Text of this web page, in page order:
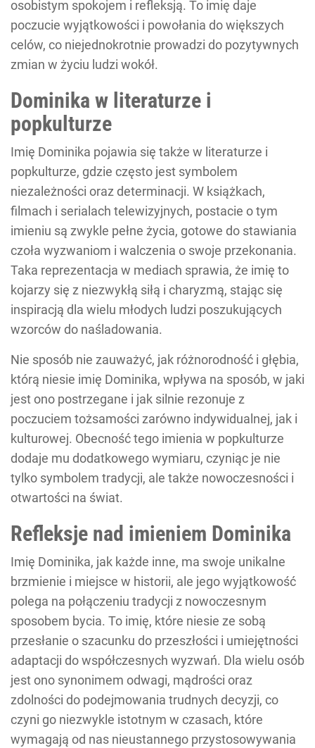
osobistym spokojem i refleksją. To imię daje
poczucie wyjątkowości i powołania do większych
celów, co niejednokrotnie prowadzi do pozytywnych
zmian w życiu ludzi wokół.
Dominika w literaturze i
popkulturze
Imię Dominika pojawia się także w literaturze i
popkulturze, gdzie często jest symbolem
niezależności oraz determinacji. W książkach,
filmach i serialach telewizyjnych, postacie o tym
imieniu są zwykle pełne życia, gotowe do stawiania
czoła wyzwaniom i walczenia o swoje przekonania.
Taka reprezentacja w mediach sprawia, że imię to
kojarzy się z niezwykłą siłą i charyzmą, stając się
inspiracją dla wielu młodych ludzi poszukujących
wzorców do naśladowania.
Nie sposób nie zauważyć, jak różnorodność i głębia,
którą niesie imię Dominika, wpływa na sposób, w jaki
jest ono postrzegane i jak silnie rezonuje z
poczuciem tożsamości zarówno indywidualnej, jak i
kulturowej. Obecność tego imienia w popkulturze
dodaje mu dodatkowego wymiaru, czyniąc je nie
tylko symbolem tradycji, ale także nowoczesności i
otwartości na świat.
Refleksje nad imieniem Dominika
Imię Dominika, jak każde inne, ma swoje unikalne
brzmienie i miejsce w historii, ale jego wyjątkowość
polega na połączeniu tradycji z nowoczesnym
sposobem bycia. To imię, które niesie ze sobą
przesłanie o szacunku do przeszłości i umiejętności
adaptacji do współczesnych wyzwań. Dla wielu osób
jest ono synonimem odwagi, mądrości oraz
zdolności do podejmowania trudnych decyzji, co
czyni go niezwykle istotnym w czasach, które
wymagają od nas nieustannego przystosowywania